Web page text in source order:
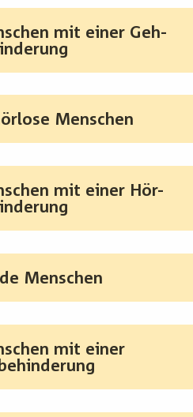
mit einer Geh-
Menschen
mit einer Hör-
Menschen
mit einer